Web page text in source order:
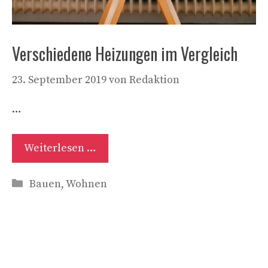
Verschiedene Heizungen im Vergleich
23. September 2019vonRedaktion
…
Weiterlesen …
Kategorien
Bauen,Wohnen